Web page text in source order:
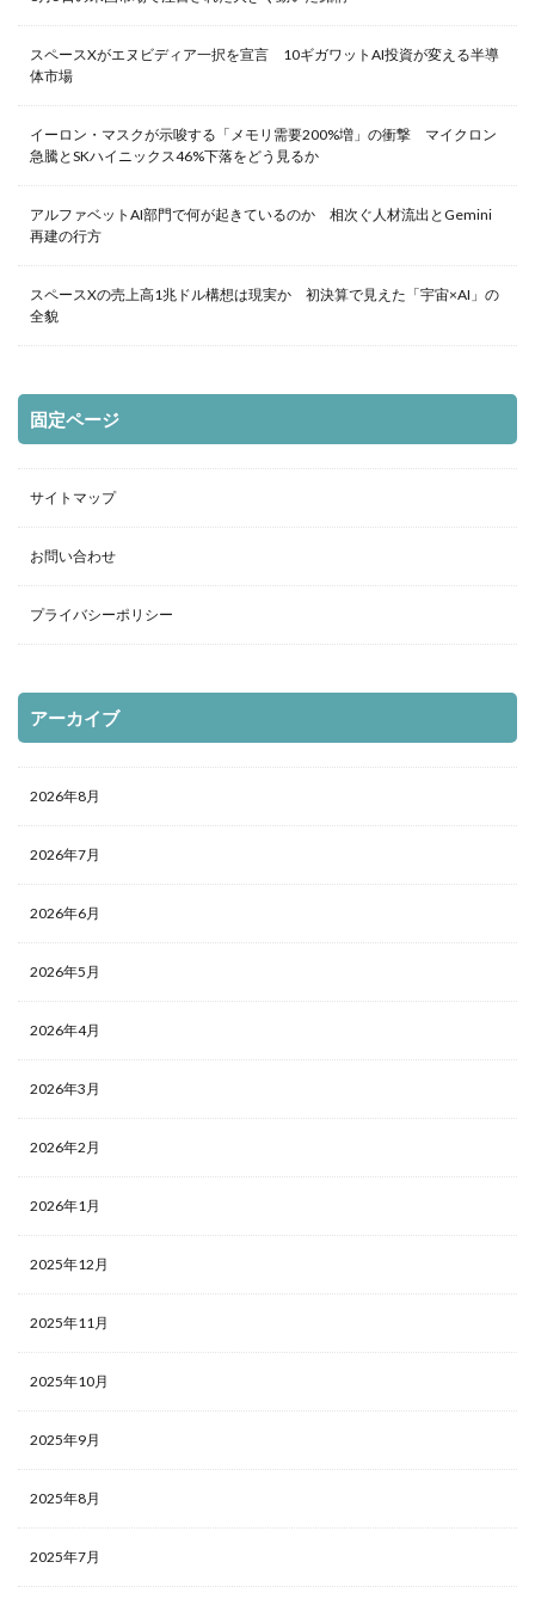
スペースXがエヌビディア一択を宣言 10ギガワットAI投資が変える半導
体市場
イーロン・マスクが示唆する「メモリ需要200%増」の衝撃 マイクロン
急騰とSKハイニックス46%下落をどう見るか
アルファベットAI部門で何が起きているのか 相次ぐ人材流出とGemini
再建の行方
スペースXの売上高1兆ドル構想は現実か 初決算で見えた「宇宙×AI」の
全貌
固定ページ
サイトマップ
お問い合わせ
プライバシーポリシー
アーカイブ
2026年8月
2026年7月
2026年6月
2026年5月
2026年4月
2026年3月
2026年2月
2026年1月
2025年12月
2025年11月
2025年10月
2025年9月
2025年8月
2025年7月